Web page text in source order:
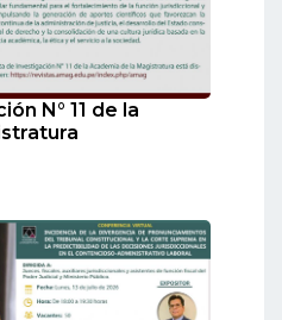
N° 11 de la